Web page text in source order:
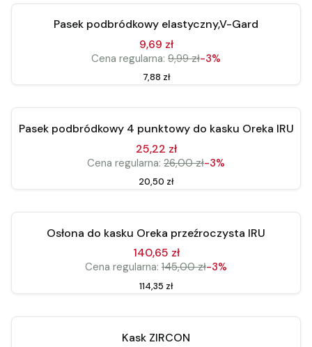
Pasek podbródkowy elastyczny,V-Gard
9,69 zł
Cena regularna: 9,99 zł-3%
Cena
7,88 zł
Do koszyka
Pasek podbródkowy 4 punktowy do kasku Oreka IRU
25,22 zł
Cena regularna: 26,00 zł-3%
Cena
20,50 zł
Do koszyka
Osłona do kasku Oreka przeźroczysta IRU
140,65 zł
Cena regularna: 145,00 zł-3%
Cena
114,35 zł
Zobacz produkt
Kask ZIRCON